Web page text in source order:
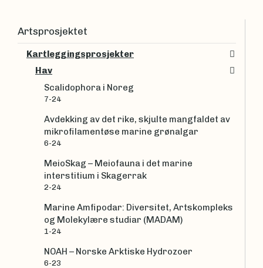
Artsprosjektet
Kartleggingsprosjekter
Hav
Scalidophora i Noreg
7-24
Avdekking av det rike, skjulte mangfaldet av
mikrofilamentøse marine grønalgar
6-24
MeioSkag – Meiofauna i det marine
interstitium i Skagerrak
2-24
Marine Amfipodar: Diversitet, Artskompleks
og Molekylære studiar (MADAM)
1-24
NOAH – Norske Arktiske Hydrozoer
6-23